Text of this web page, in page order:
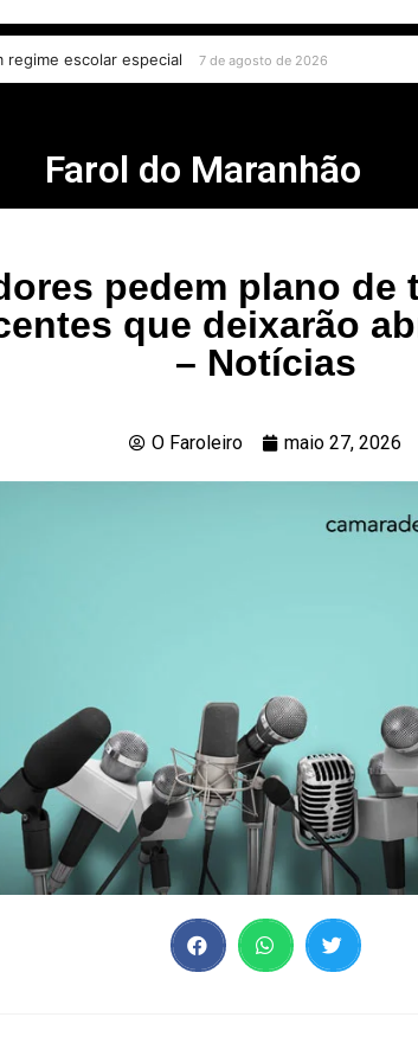
regime escolar especial 7 de agosto de 2026
contra crianças e adolescentes e endurece punições
Farol do Maranhão
pedem plano de
que deixarão
– Notícias
O Faroleiro maio 27, 2026